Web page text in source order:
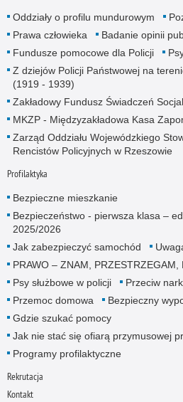
Oddziały o profilu mundurowym
Prawa człowieka
Badanie opinii
Fundusze pomocowe dla Policji
Z dziejów Policji Państwowej na
(1919 - 1939)
Zakładowy Fundusz Świadczeń
MKZP - Międzyzakładowa Kasa
Zarząd Oddziału Wojewódzkiego
Rencistów Policyjnych w Rzeszowie
Profilaktyka
Bezpieczne mieszkanie
Bezpieczeństwo - pierwsza klasa –
2025/2026
Jak zabezpieczyć samochód
PRAWO – ZNAM, PRZESTRZEGAM,
Psy służbowe w policji
Przeciw
Przemoc domowa
Bezpieczny
Gdzie szukać pomocy
Jak nie stać się ofiarą przymusowej
Programy profilaktyczne
Rekrutacja
Kontakt